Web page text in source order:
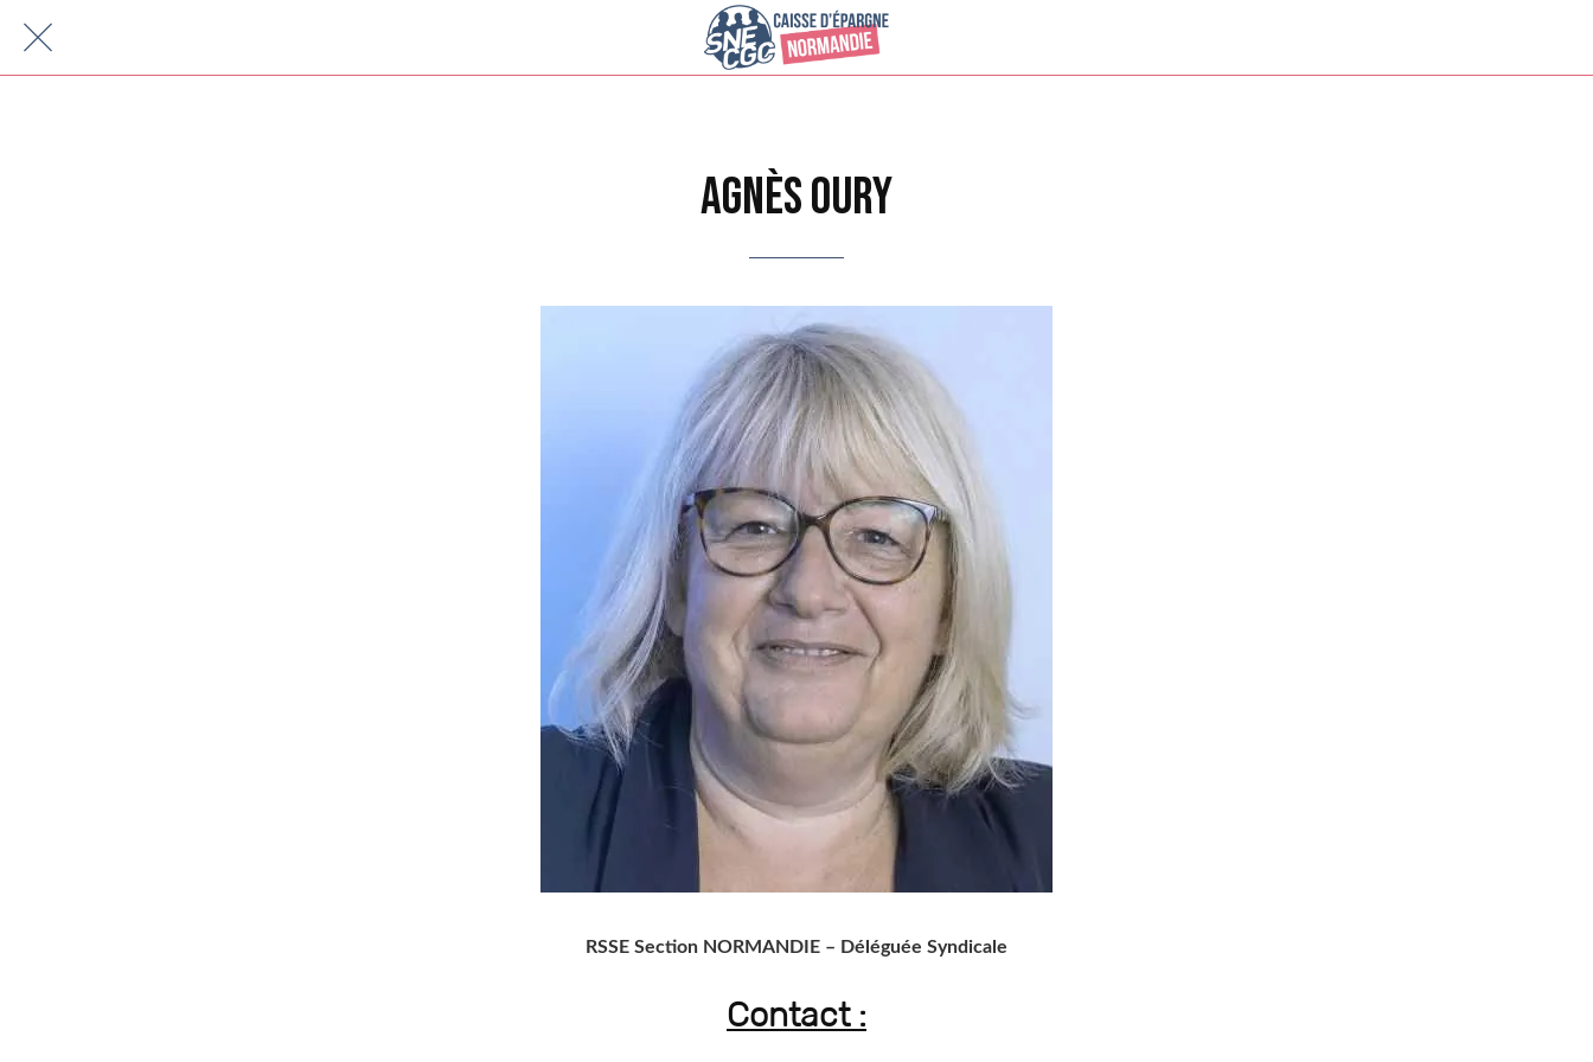
Agnès OURY
RSSE Section NORMANDIE – Déléguée Syndicale
Contact :